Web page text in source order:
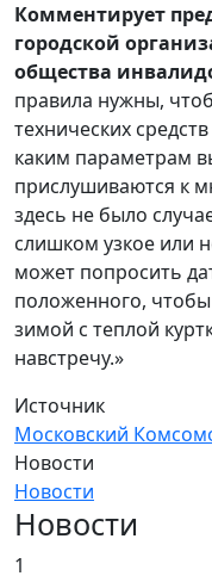
Комментирует
городской
общества
правила нужны,
технических
каким параметрам
прислушиваются к
здесь не было
слишком узкое или
может попросить
положенного,
зимой с теплой
навстречу.»
Источник
Московский
Новости
Новости
Новости
1